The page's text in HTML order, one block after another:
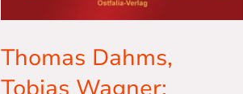
Thomas Dahms,